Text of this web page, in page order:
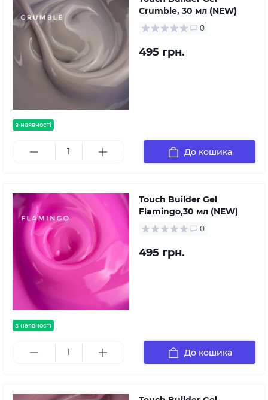
в наявності
Crumble, 30 мл (NEW)
0
495 грн.
До кошика
в наявності
Touch Builder Gel
Flamingo,30 мл (NEW)
0
495 грн.
До кошика